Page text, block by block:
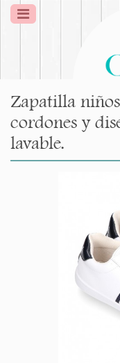
Zapatilla
cordones y
lavable.